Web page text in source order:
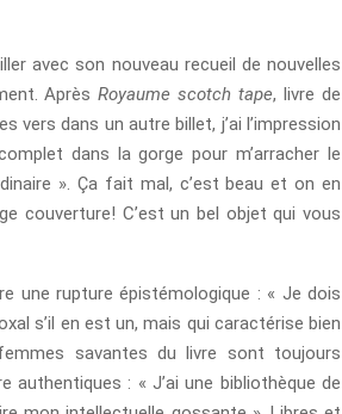
avec son nouveau recueil de nouvelles
AprèsRoyaume scotch tape, livre de
vers dans un autre billet, j’ai l’impression
dans la gorge pour m’arracher le
». Ça fait mal, c’est beau et on en
couverture! C’est un bel objet qui vous
une rupture épistémologique : « Je dois
s’il en est un, mais qui caractérise bien
savantes du livre sont toujours
authentiques : « J’ai une bibliothèque de